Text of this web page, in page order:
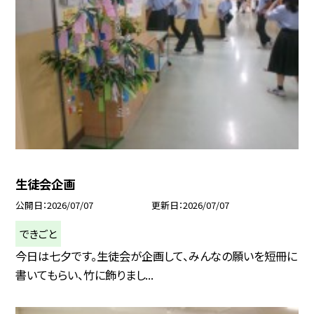
生徒会企画
公開日 2026/07/07 更新日 2026/07/07
できごと
今日は七夕です。生徒会が企画して、みんなの願いを短冊に
書いてもらい、竹に飾りまし...